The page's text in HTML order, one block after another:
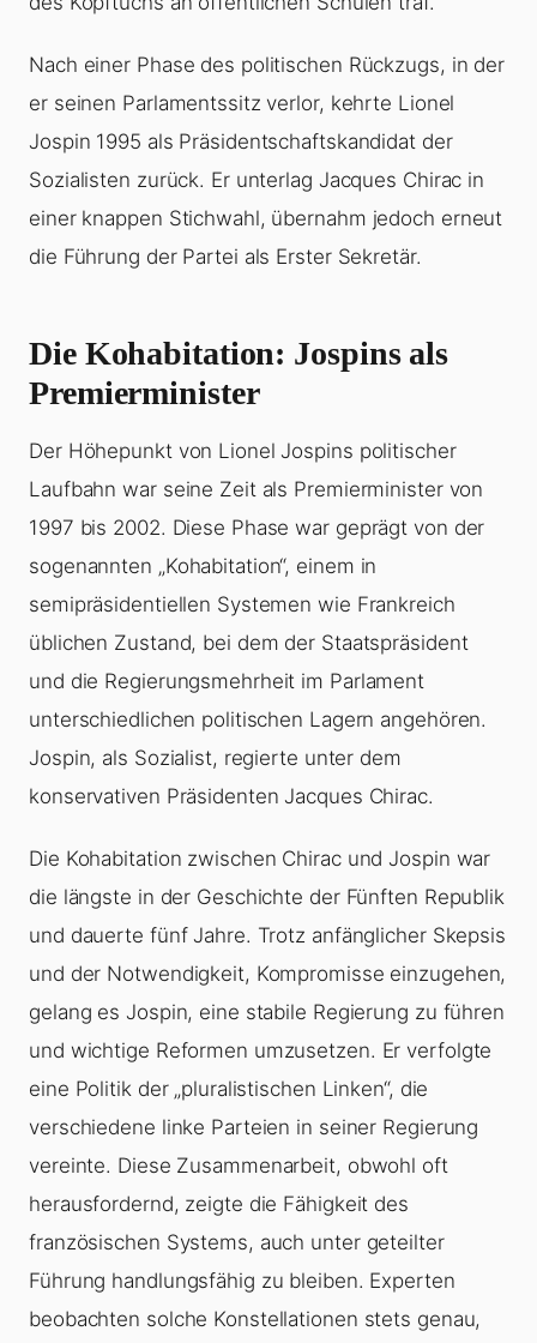
Nach einer Phase des politischen Rückzugs, in der
er seinen Parlamentssitz verlor, kehrte Lionel
Jospin 1995 als Präsidentschaftskandidat der
Sozialisten zurück. Er unterlag Jacques Chirac in
einer knappen Stichwahl, übernahm jedoch erneut
die Führung der Partei als Erster Sekretär.
Die Kohabitation: Jospins als
Premierminister
Der Höhepunkt von Lionel Jospins politischer
Laufbahn war seine Zeit als Premierminister von
1997 bis 2002. Diese Phase war geprägt von der
sogenannten „Kohabitation“, einem in
semipräsidentiellen Systemen wie Frankreich
üblichen Zustand, bei dem der Staatspräsident
und die Regierungsmehrheit im Parlament
unterschiedlichen politischen Lagern angehören.
Jospin, als Sozialist, regierte unter dem
konservativen Präsidenten Jacques Chirac.
Die Kohabitation zwischen Chirac und Jospin war
die längste in der Geschichte der Fünften Republik
und dauerte fünf Jahre. Trotz anfänglicher Skepsis
und der Notwendigkeit, Kompromisse einzugehen,
gelang es Jospin, eine stabile Regierung zu führen
und wichtige Reformen umzusetzen. Er verfolgte
eine Politik der „pluralistischen Linken“, die
verschiedene linke Parteien in seiner Regierung
vereinte. Diese Zusammenarbeit, obwohl oft
herausfordernd, zeigte die Fähigkeit des
französischen Systems, auch unter geteilter
Führung handlungsfähig zu bleiben. Experten
beobachten solche Konstellationen stets genau,